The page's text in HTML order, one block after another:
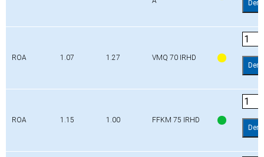
ROA 1.07 1.27
VMQ 70 IRHD
ROA 1.15 1.00
FFKM 75 IRHD